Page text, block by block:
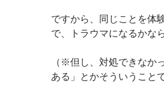
ですから、同じことを体
で、トラウマになるかな
（※但し、対処できなか
ある」とかそういうこと